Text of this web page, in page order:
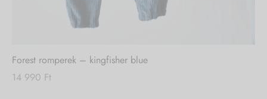
Nincs készleten
Forest romperek – kingfisher blue
14 990 Ft